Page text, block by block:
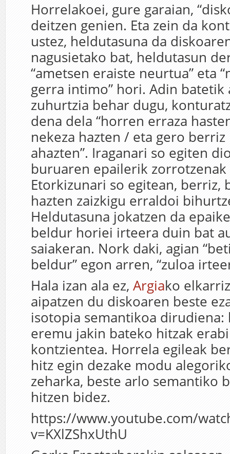
Horrelakoei, gure garaian,
deitzen genien. Eta zein da
ustez, heldutasuna da
nagusietako bat, heldutasun
“ametsen eraiste neurtua” eta
gerra intimo” hori. Adin batetik
zuhurtzia behar dugu,
dena dela “horren erraza
nekeza hazten / eta gero berriz
ahazten”. Iraganari so egiten
buruaren epailerik
Etorkizunari so egitean, berriz,
hazten zaizkigu erraldoi
Heldutasuna jokatzen da
beldur horiei irteera duin bat
saiakeran. Nork daki, agian
beldur” egon arren, “zuloa
Hala izan ala ez, Argiako
aipatzen du diskoaren beste
isotopia semantikoa
eremu jakin bateko hitzak
kontzientea. Horrela egileak
hitz egin dezake modu
zeharka, beste arlo semantiko
hitzen bidez.
https://www.youtube.com/
v=KXlZShxUthU